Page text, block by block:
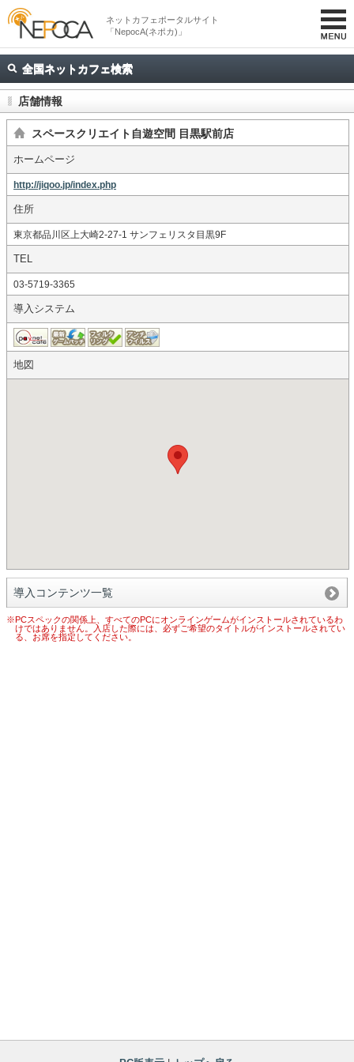
ネットカフェポータルサイト
「NepocA(ネポカ)」
全国ネットカフェ検索
店舗情報
スペースクリエイト自遊空間 目黒駅前店
ホームページ
http://jiqoo.jp/index.php
住所
東京都品川区上大崎2-27-1 サンフェリスタ目黒9F
TEL
03-5719-3365
導入システム
地図
導入コンテンツ一覧
※PCスペックの関係上、すべてのPCにオンラインゲームがインストールされているわ
けではありません。入店した際には、必ずご希望のタイトルがインストールされてい
る、お席を指定してください。